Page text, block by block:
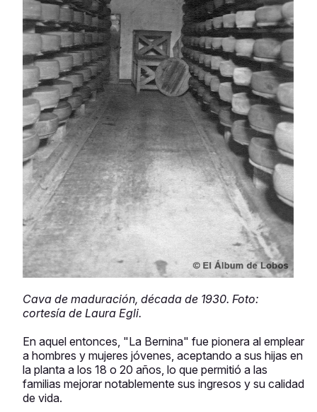
Cava de maduración, década de 1930. Foto:
cortesía de Laura Egli.
En aquel entonces, "La Bernina" fue pionera al emplear
a hombres y mujeres jóvenes, aceptando a sus hijas en
la planta a los 18 o 20 años, lo que permitió a las
familias mejorar notablemente sus ingresos y su calidad
de vida.